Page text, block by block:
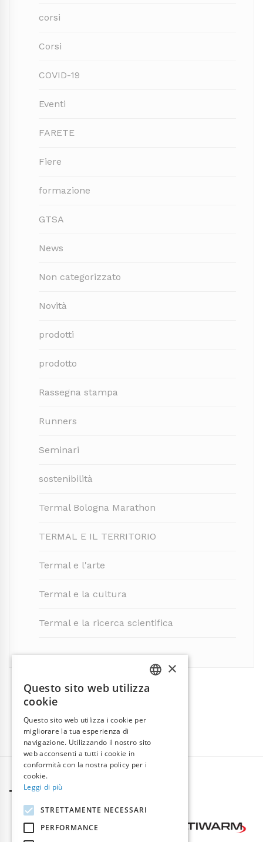
corsi
Corsi
COVID-19
Eventi
FARETE
Fiere
formazione
GTSA
News
Non categorizzato
Novità
prodotti
prodotto
Rassegna stampa
Runners
Seminari
sostenibilità
Termal Bologna Marathon
TERMAL E IL TERRITORIO
Termal e l'arte
Termal e la cultura
Termal e la ricerca scientifica
TERMAL GROUP
×
Questo sito web utilizza
cookie
Questo sito web utilizza i cookie per
migliorare la tua esperienza di
navigazione. Utilizzando il nostro sito
web acconsenti a tutti i cookie in
conformità con la nostra policy per i
cookie.
Leggi di più
STRETTAMENTE NECESSARI
PERFORMANCE